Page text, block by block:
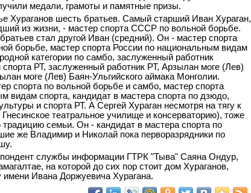
медали, грамоты и памятные призы.
Хураганов шесть братьев. Самый старший Иван Хураган,
из жизни, - мастер спорта СССР по вольной борьбе.
стал другой Иван (средний). Он - мастер спорта
борьбе, мастер спорта России по национальным видам
категории по самбо, заслуженный работник
РТ, заслуженный работник РТ, Арзылан моге (Лев)
моге (Лев) Баян-Ульгийского аймака Монголии.
спорта по вольной борьбе и самбо, мастер спорта
видам спорта, кандидат в мастера спорта по дзюдо,
и спорта РТ. А Сергей Хураган несмотря на тягу к
Гнесинское театральное училище и консерваторию), тоже
семьи. Он - кандидат в мастера спорта по
же Владимир и Николай пока перворазрядники по
службы информации ГТРК "Тыва" Саяна Ондур,
на которой до сих пор стоит дом Хураганов,
имени Ивана Доржуевича Хурагана.